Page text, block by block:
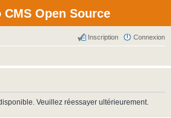
CMS Open Source
Connexion
Inscription
Veuillez réessayer ultérieurement.